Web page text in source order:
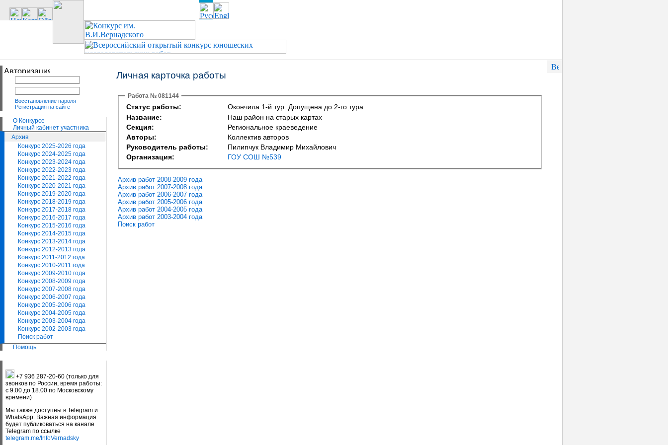
Восстановление пароля
Регистрация на сайте
О Конкурсе
Личный кабинет участника
Архив
Конкурс 2025-2026 года
Конкурс 2024-2025 года
Конкурс 2023-2024 года
Конкурс 2022-2023 года
Конкурс 2021-2022 года
Конкурс 2020-2021 года
Конкурс 2019-2020 года
Конкурс 2018-2019 года
Конкурс 2017-2018 года
Конкурс 2016-2017 года
Конкурс 2015-2016 года
Конкурс 2014-2015 года
Конкурс 2013-2014 года
Конкурс 2012-2013 года
Конкурс 2011-2012 года
Конкурс 2010-2011 года
Конкурс 2009-2010 года
Конкурс 2008-2009 года
Конкурс 2007-2008 года
Конкурс 2006-2007 года
Конкурс 2005-2006 года
Конкурс 2004-2005 года
Конкурс 2003-2004 года
Конкурс 2002-2003 года
Поиск работ
Помощь
+7 936 287-20-60 (только для
звонков по России, время работы:
с 9.00 до 18.00 по Московскому
времени)
Мы также доступны в Telegram и
WhatsApp. Важная информация
будет публиковаться на канале
Telegram по ссылке
telegram.me/InfoVernadsky
Личная карточка работы
Работа № 081144
Статус работы:
Окончила 1-й тур. Допущена до 2-го тура
Название:
Наш район на старых картах
Секция:
Региональное краеведение
Авторы:
Коллектив авторов
Руководитель работы:
Пилипчук Владимир Михайлович
Организация:
ГОУ СОШ №539
Архив работ 2008-2009 года
Архив работ 2007-2008 года
Архив работ 2006-2007 года
Архив работ 2005-2006 года
Архив работ 2004-2005 года
Архив работ 2003-2004 года
Поиск работ